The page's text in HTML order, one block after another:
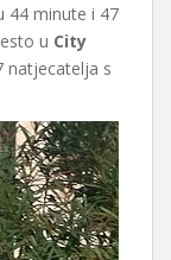
44 minute i 47
u City
natjecatelja s